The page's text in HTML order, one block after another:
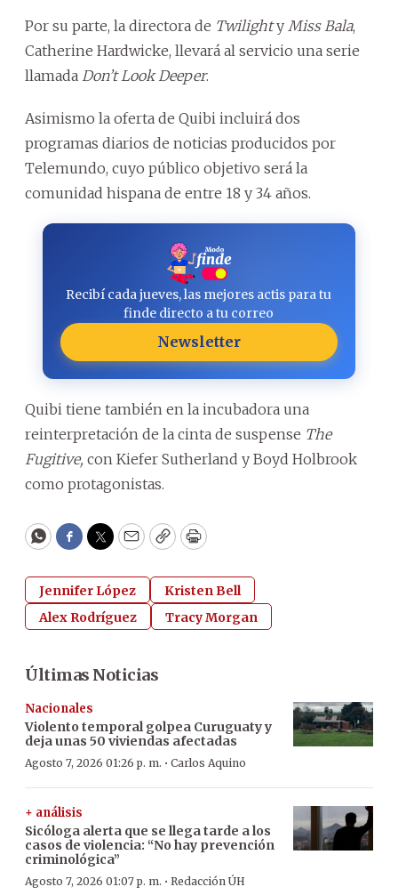
Por su parte, la directora de Twilighty Miss Bala,
Catherine Hardwicke, llevará al servicio una serie
llamada Don’t Look Deeper.
Asimismo la oferta de Quibi incluirá dos
programas diarios de noticias producidos por
Telemundo, cuyo público objetivo será la
comunidad hispana de entre 18 y 34 años.
Recibí cada jueves, las mejores actis para tu
finde directo a tu correo
Newsletter
Quibi tiene también en la incubadora una
reinterpretación de la cinta de suspense The
Fugitive, con Kiefer Sutherland y Boyd Holbrook
como protagonistas.
WhatsApp
Facebook
Twitter
EmailCopyPrint
Jennifer López
Kristen Bell
Alex Rodríguez
Tracy Morgan
Últimas Noticias
Nacionales
Violento temporal golpea Curuguaty y
deja unas 50 viviendas afectadas
Agosto 7, 2026 01:26 p. m. · Carlos Aquino
+ análisis
Sicóloga alerta que se llega tarde a los
casos de violencia: “No hay prevención
criminológica”
Agosto 7, 2026 01:07 p. m. · Redacción ÚH